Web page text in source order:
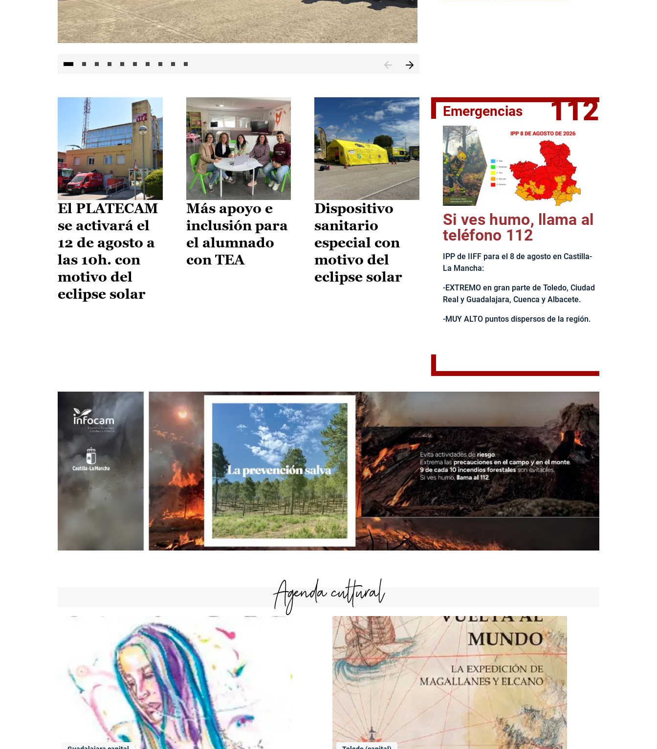
II Vuelta Ciclista CLM LEADER
El PLATECAM
se activará el
12 de agosto a
las 10h. con
motivo del
eclipse solar
Más apoyo e
inclusión para
el alumnado
con TEA
Dispositivo
sanitario
especial con
motivo del
eclipse solar
Emergencias 112
Si ves humo, llama al
teléfono 112
IPP de IIFF para el 8 de agosto en Castilla-
La Mancha:
-EXTREMO en gran parte de Toledo, Ciudad
Real y Guadalajara, Cuenca y Albacete.
-MUY ALTO puntos dispersos de la región.
Agenda cultural